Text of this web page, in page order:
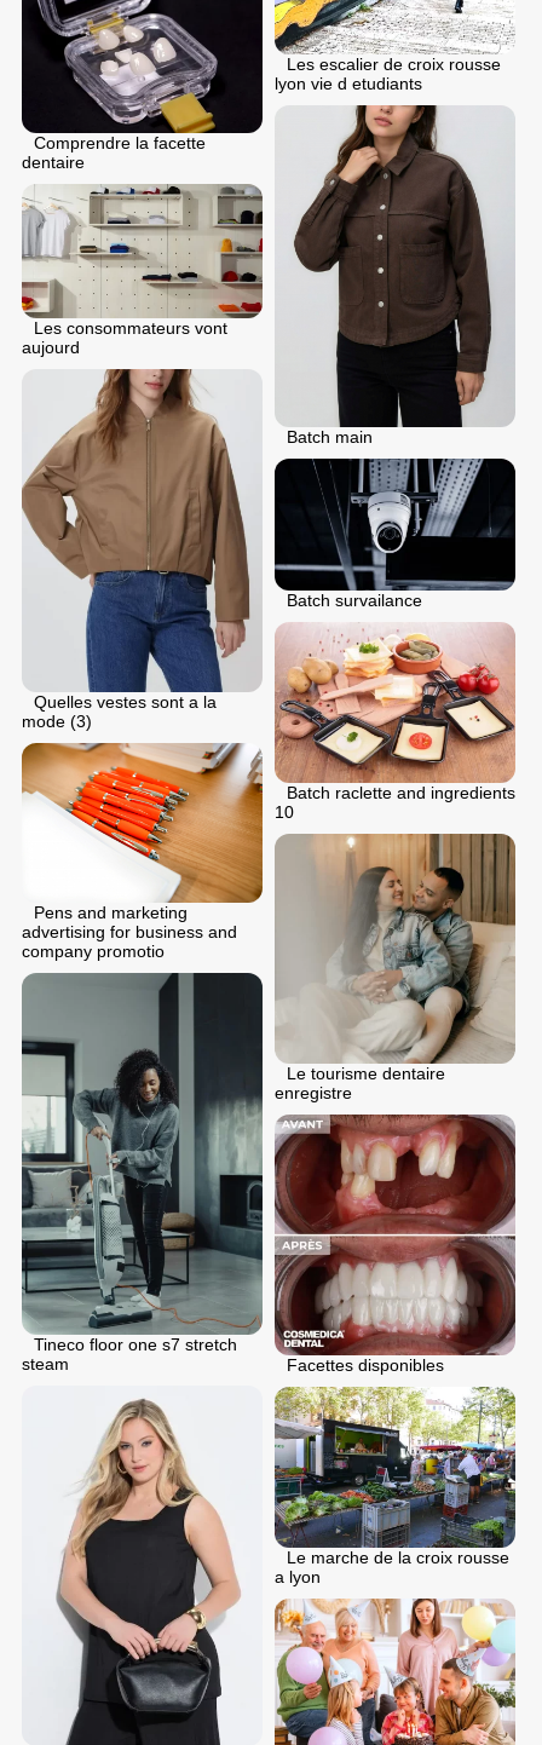
Les escalier de croix rousse
lyon vie d etudiants
Comprendre la facette
dentaire
Batch main
Les consommateurs vont
aujourd
Quelles vestes sont a la
mode (3)
Batch survailance
Batch raclette and ingredients
10
Pens and marketing
advertising for business and
company promotio
Le tourisme dentaire
enregistre
Tineco floor one s7 stretch
steam
Facettes disponibles
Le marche de la croix rousse
a lyon